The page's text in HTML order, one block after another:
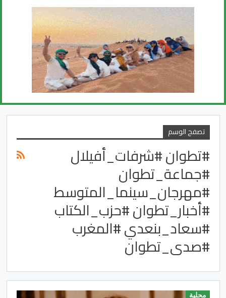
تصفح الوسم
#تطوان #شرفات_أفيلال
#جماعة_تطوان
#مهرجان_سينما_المتوسط
#أخبار_تطوان #حزب_الكتاب
#سعاد_بنعدي #المغرب
#صدى_تطوان
محلية